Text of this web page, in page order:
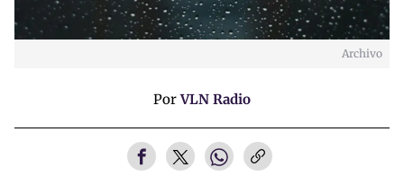
Archivo
PorVLN Radio